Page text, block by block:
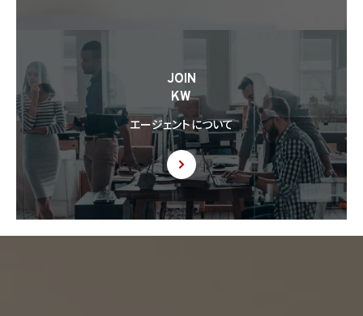
JOIN
KW
エージェントについて